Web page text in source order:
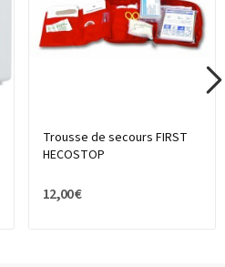
Trousse de secours FIRST
HECOSTOP
12,00 €